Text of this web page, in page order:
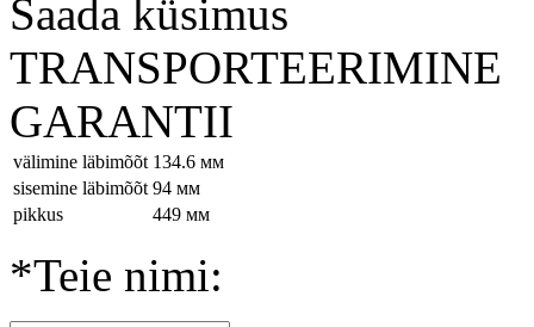
Saada küsimus
TRANSPORTEERIMINE
GARANTII
välimine läbimõõt 134.6 мм
sisemine läbimõõt 94 мм
pikkus
449 мм
*Teie nimi: